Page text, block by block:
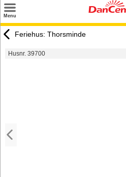
Menu
Tilbud
Feriehus: Thorsminde
Husnr. 39700